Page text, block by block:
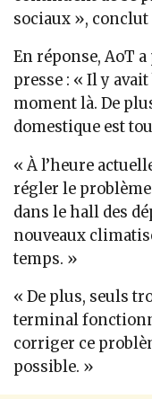
sociaux », conclut
En réponse, AoT
presse : « Il y
moment là. De
domestique est
« À l’heure
régler le
dans le hall des
nouveaux
temps. »
« De plus, seuls
terminal
corriger ce
possible. »